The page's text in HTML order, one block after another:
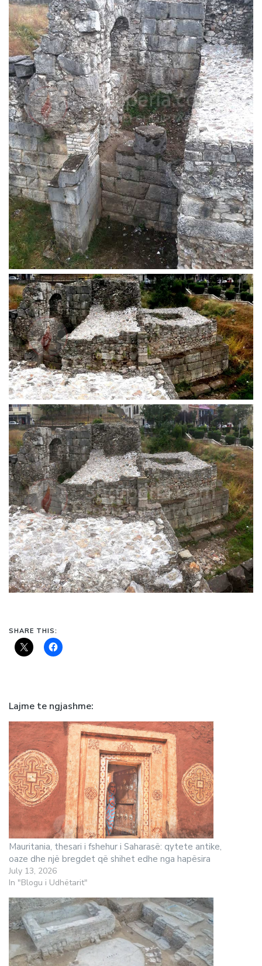
SHARE THIS:
Lajme te ngjashme
Mauritania, thesari i fshehur i Saharasë: qytete antike,
oaze dhe një bregdet që shihet edhe nga hapësira
July 13, 2026
In "Blogu i Udhëtarit"